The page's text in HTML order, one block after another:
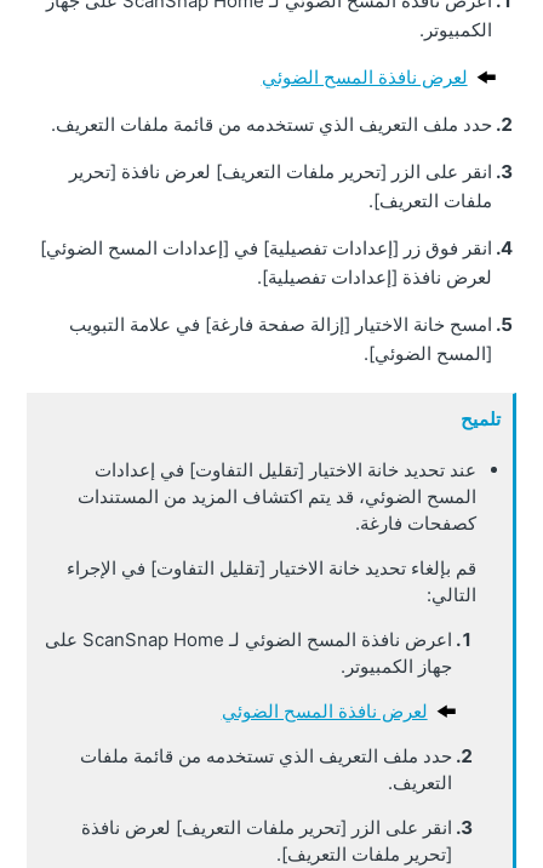
الكمبيوتر.
لعرض نافذة المسح الضوئي
حدد ملف التعريف الذي تستخدمه من قائمة ملفات التعريف.
انقر على الزر [تحرير ملفات التعريف] لعرض نافذة [تحرير
ملفات التعريف].
انقر فوق زر [إعدادات تفصيلية] في [إعدادات المسح الضوئي]
لعرض نافذة [إعدادات تفصيلية].
امسح خانة الاختيار [إزالة صفحة فارغة] في علامة التبويب
[المسح الضوئي].
تلميح
عند تحديد خانة الاختيار [تقليل التفاوت] في إعدادات
المسح الضوئي، قد يتم اكتشاف المزيد من المستندات
كصفحات فارغة.
قم بإلغاء تحديد خانة الاختيار [تقليل التفاوت] في الإجراء
التالي:
اعرض نافذة المسح الضوئي لـ ScanSnap Home على
جهاز الكمبيوتر.
لعرض نافذة المسح الضوئي
حدد ملف التعريف الذي تستخدمه من قائمة ملفات
التعريف.
انقر على الزر [تحرير ملفات التعريف] لعرض نافذة
[تحرير ملفات التعريف].